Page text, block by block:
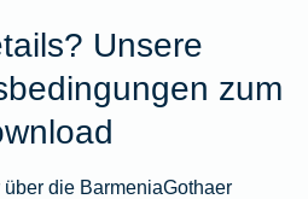
Unsere
zum
die BarmeniaGothaer